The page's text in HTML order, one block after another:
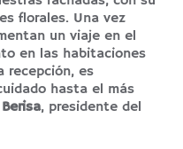
florales. Una vez
un viaje en el
en las habitaciones
recepción, es
hasta el más
, presidente del